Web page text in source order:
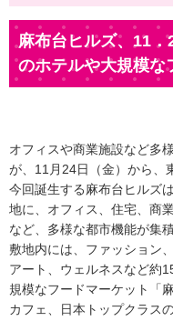
麻布台ヒルズ、11
のホテルや大規模な
オフィスや商業施設など多
が、11月24日（金）から、
今回誕生する麻布台ヒルズ
地に、オフィス、住宅、商
など、多様な都市機能が集
敷地内には、ファッション
アート、ウェルネスなど約
規模なフードマーケット「
カフェ、日本トップクラス